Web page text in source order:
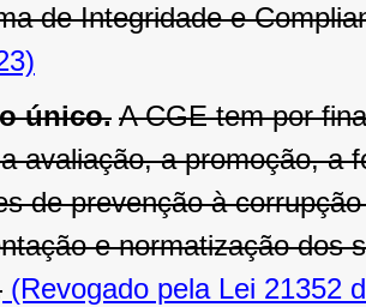
de Integridade e
único. A CGE tem por
avaliação, a promoção, a
de prevenção à
e normatização dos
(Revogado pela Lei 21352